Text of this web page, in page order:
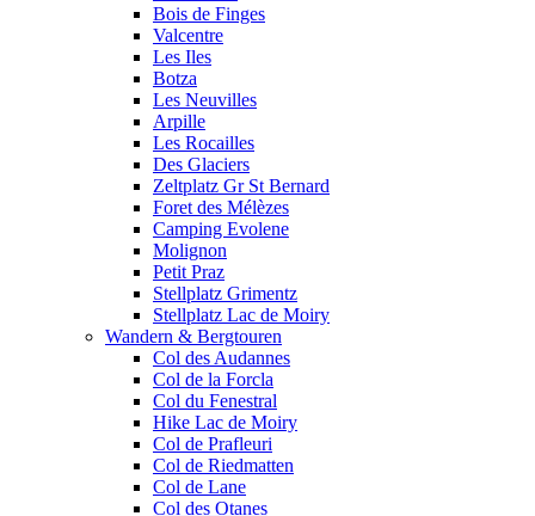
Bois de Finges
Valcentre
Les Iles
Botza
Les Neuvilles
Arpille
Les Rocailles
Des Glaciers
Zeltplatz Gr St Bernard
Foret des Mélèzes
Camping Evolene
Molignon
Petit Praz
Stellplatz Grimentz
Stellplatz Lac de Moiry
Wandern & Bergtouren
Col des Audannes
Col de la Forcla
Col du Fenestral
Hike Lac de Moiry
Col de Prafleuri
Col de Riedmatten
Col de Lane
Col des Otanes